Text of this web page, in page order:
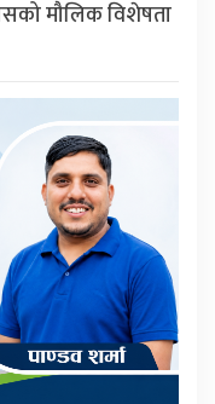
मौलिक विशेषता